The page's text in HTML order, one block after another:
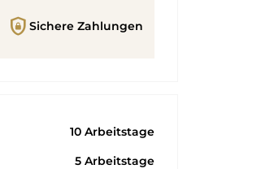
shield_lock Sichere Zahlungen
10 Arbeitstage
5 Arbeitstage